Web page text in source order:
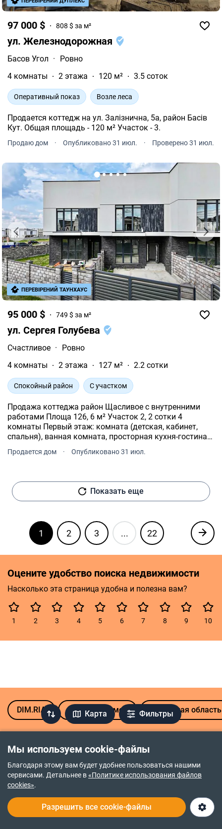
Мы используем cookie-файлы
Благодаря этому вам будет удобнее пользоваться нашими
сервисами. Детальнее в«Политике использования файлов
cookies».
Разрешить все cookie-файлы
Карта Фильтры
DIM.RIA Продажа домов Ровенская область
97 000 $ 808 $ за м²
ул. Железнодорожная
Басов Угол ·
Ровно
4 комнаты
2 этажа 120 м² 3.5 соток
Оперативный показ Возле леса
Продается коттедж на ул. Залізнична, 5а, район Басів
Кут. Общая площадь - 120 м² Участок - 3.
Продаю дом · Опубликовано 31 июл. · Проверено 31 июл.
95 000 $ 749 $ за м²
ул. Сергея Голубева
Счастливое ·
Ровно
4 комнаты
2 этажа 127 м² 2.2 сотки
Спокойный район С участком
Продажа коттеджа район Щасливое с внутренними
работами Площа 126, 6 м² Участок 2, 2 сотки 4
комнаты Первый этаж: комната (детская, кабинет,
спальня), ванная комната, просторная кухня-гостиная
ванная комната.
Продается дом · Опубликовано 31 июл.
ПЕРЕВІРЕНИЙ ТАУНХАУС
Показать еще
1 2 3 ... 22
Оцените удобство поиска недвижимости
Насколько эта страница удобна и полезна вам?
Авторынок
Красные Горы
Новый Двор